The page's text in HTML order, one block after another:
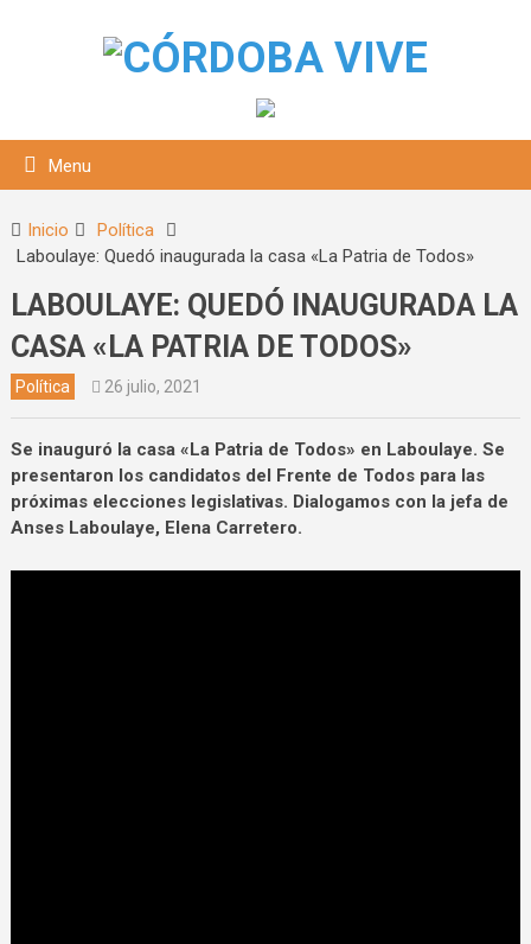
Menu
Inicio
Política
Laboulaye: Quedó inaugurada la casa «La Patria de Todos»
LABOULAYE: QUEDÓ INAUGURADA LA
CASA «LA PATRIA DE TODOS»
Política 26 julio, 2021
Se inauguró la casa «La Patria de Todos» en Laboulaye. Se
presentaron los candidatos del Frente de Todos para las
próximas elecciones legislativas. Dialogamos con la jefa de
Anses Laboulaye, Elena Carretero.